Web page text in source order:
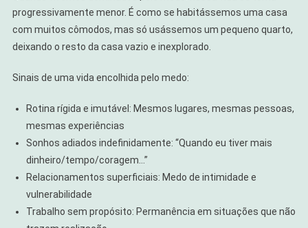
progressivamente menor. É como se habitássemos uma casa
com muitos cômodos, mas só usássemos um pequeno quarto,
deixando o resto da casa vazio e inexplorado.
Sinais de uma vida encolhida pelo medo:
Rotina rígida e imutável: Mesmos lugares, mesmas pessoas,
mesmas experiências
Sonhos adiados indefinidamente: “Quando eu tiver mais
dinheiro/tempo/coragem…”
Relacionamentos superficiais: Medo de intimidade e
vulnerabilidade
Trabalho sem propósito: Permanência em situações que não